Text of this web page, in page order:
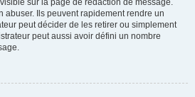
sur la page de rédaction de message.
abuser. Ils peuvent rapidement rendre un
peut décider de les retirer ou simplement
peut aussi avoir défini un nombre